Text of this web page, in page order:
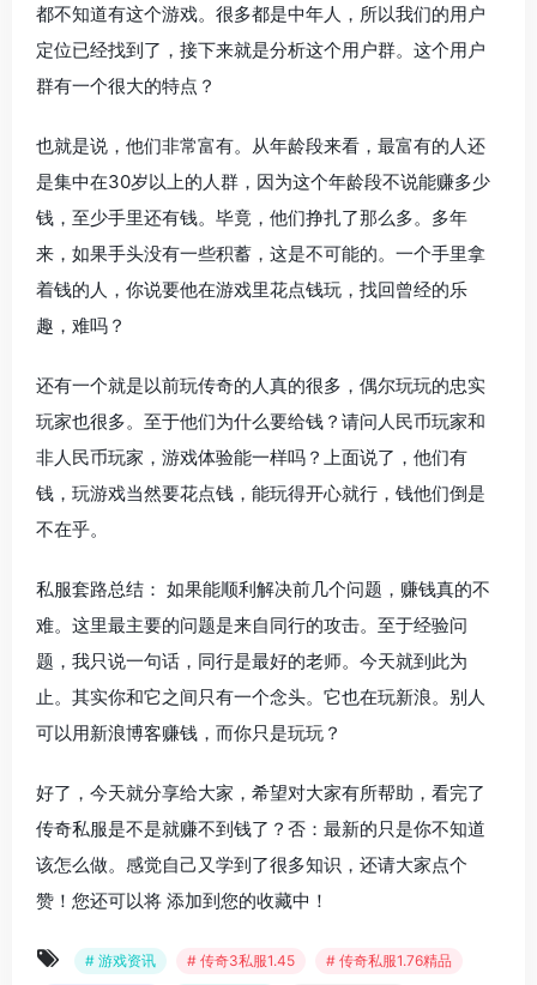
都不知道有这个游戏。很多都是中年人，所以我们的用户
定位已经找到了，接下来就是分析这个用户群。这个用户
群有一个很大的特点？
也就是说，他们非常富有。从年龄段来看，最富有的人还
是集中在30岁以上的人群，因为这个年龄段不说能赚多少
钱，至少手里还有钱。毕竟，他们挣扎了那么多。多年
来，如果手头没有一些积蓄，这是不可能的。一个手里拿
着钱的人，你说要他在游戏里花点钱玩，找回曾经的乐
趣，难吗？
还有一个就是以前玩传奇的人真的很多，偶尔玩玩的忠实
玩家也很多。至于他们为什么要给钱？请问人民币玩家和
非人民币玩家，游戏体验能一样吗？上面说了，他们有
钱，玩游戏当然要花点钱，能玩得开心就行，钱他们倒是
不在乎。
私服套路总结： 如果能顺利解决前几个问题，赚钱真的不
难。这里最主要的问题是来自同行的攻击。至于经验问
题，我只说一句话，同行是最好的老师。今天就到此为
止。其实你和它之间只有一个念头。它也在玩新浪。别人
可以用新浪博客赚钱，而你只是玩玩？
好了，今天就分享给大家，希望对大家有所帮助，看完了
传奇私服是不是就赚不到钱了？否：最新的只是你不知道
该怎么做。感觉自己又学到了很多知识，还请大家点个
赞！您还可以将 添加到您的收藏中！
# 游戏资讯 # 传奇3私服1.45
# 传奇私服1.76精品